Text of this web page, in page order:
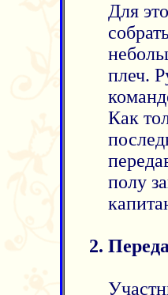
Для
плеч.
Как
полу